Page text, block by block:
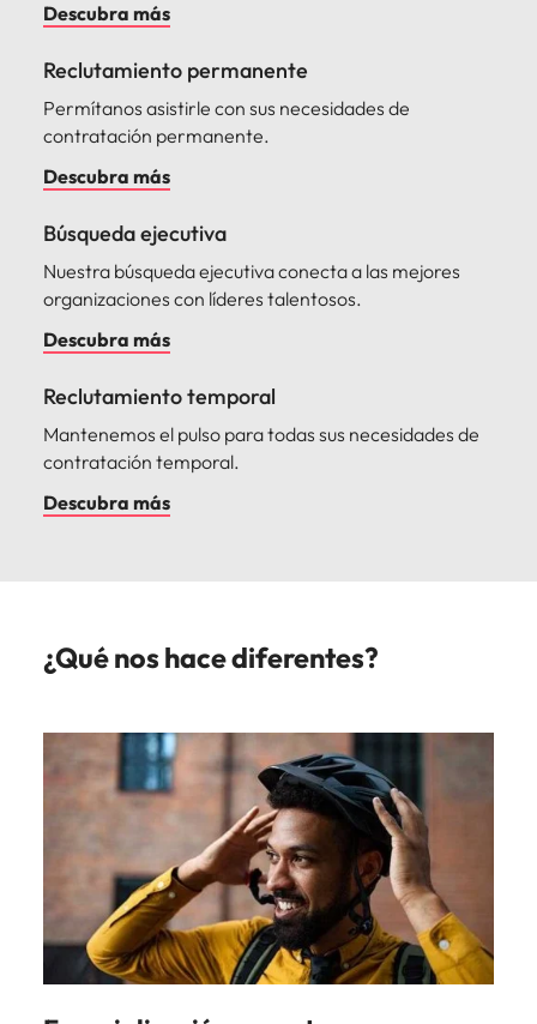
Descubra más
Reclutamiento permanente
Permítanos asistirle con sus necesidades de
contratación permanente.
Descubra más
Búsqueda ejecutiva
Nuestra búsqueda ejecutiva conecta a las mejores
organizaciones con líderes talentosos.
Descubra más
Reclutamiento temporal
Mantenemos el pulso para todas sus necesidades de
contratación temporal.
Descubra más
¿Qué nos hace diferentes?